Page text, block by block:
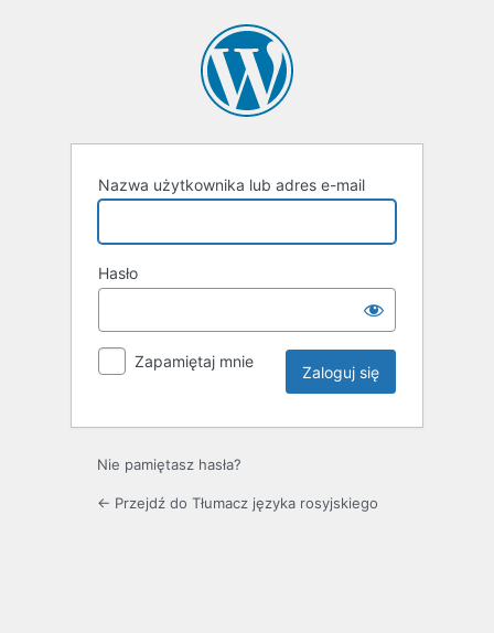
Nazwa użytkownika lub adres e-mail
Hasło
Zapamiętaj mnie
Nie pamiętasz hasła?
← Przejdź do Tłumacz języka rosyjskiego